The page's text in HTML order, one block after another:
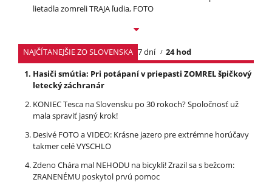
lietadla zomreli TRAJA ľudia, FOTO
NAJČÍTANEJŠIE ZO SLOVENSKA 7 dní
24 hod
Hasiči smútia: Pri potápaní v priepasti ZOMREL špičkový
letecký záchranár
KONIEC Tesca na Slovensku po 30 rokoch? Spoločnosť už
mala spraviť jasný krok!
Desivé FOTO a VIDEO: Krásne jazero pre extrémne horúčavy
takmer celé VYSCHLO
Zdeno Chára mal NEHODU na bicykli! Zrazil sa s bežcom:
ZRANENÉMU poskytol prvú pomoc